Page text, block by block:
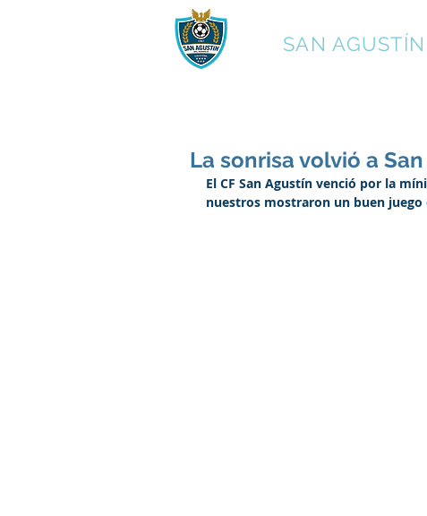
SAN AGUSTÍN
La sonrisa volvió a
El CF San Agustín venció por la
nuestros mostraron un buen juego